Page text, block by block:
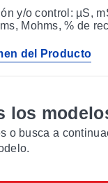
y/o control: µS,
Mohms, % de
del Producto
los
o busca a